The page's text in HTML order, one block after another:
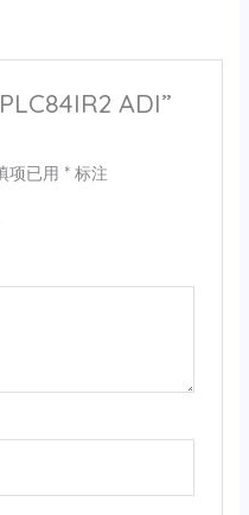
ADI”
项已用 *标注